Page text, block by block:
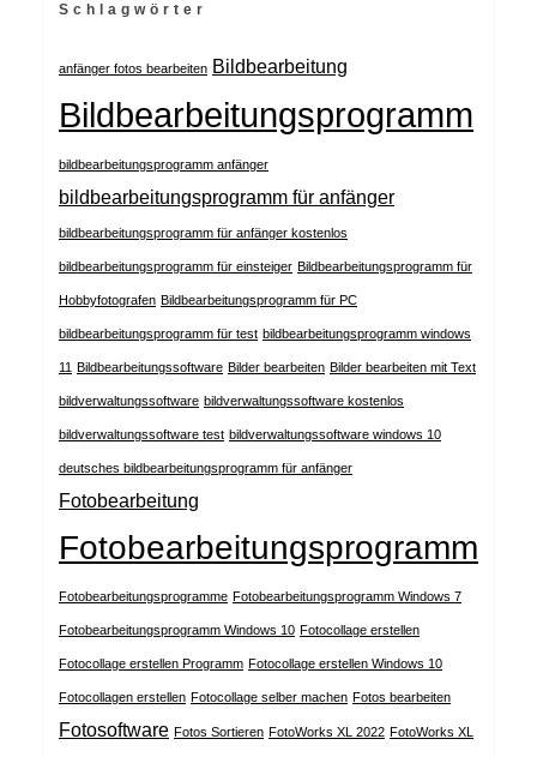
Schlagwörter
anfänger fotos bearbeiten Bildbearbeitung
Bildbearbeitungsprogramm
bildbearbeitungsprogramm anfänger
bildbearbeitungsprogramm für anfänger
bildbearbeitungsprogramm für anfänger kostenlos
bildbearbeitungsprogramm für einsteiger Bildbearbeitungsprogramm für
Hobbyfotografen Bildbearbeitungsprogramm für PC
bildbearbeitungsprogramm für test bildbearbeitungsprogramm windows
11 Bildbearbeitungssoftware Bilder bearbeiten Bilder bearbeiten mit Text
bildverwaltungssoftware bildverwaltungssoftware kostenlos
bildverwaltungssoftware test bildverwaltungssoftware windows 10
deutsches bildbearbeitungsprogramm für anfänger
Fotobearbeitung
Fotobearbeitungsprogramm
Fotobearbeitungsprogramme Fotobearbeitungsprogramm Windows 7
Fotobearbeitungsprogramm Windows 10 Fotocollage erstellen
Fotocollage erstellen Programm Fotocollage erstellen Windows 10
Fotocollagen erstellen Fotocollage selber machen Fotos bearbeiten
Fotosoftware Fotos Sortieren FotoWorks XL 2022 FotoWorks XL